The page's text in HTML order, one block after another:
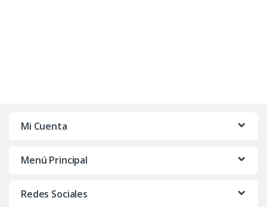
Mi Cuenta
Menú Principal
Redes Sociales